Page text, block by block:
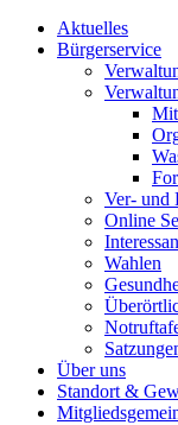
Aktuelles
Bürgerservice
Ver- und
Online
Wahlen
Über uns
Standort &